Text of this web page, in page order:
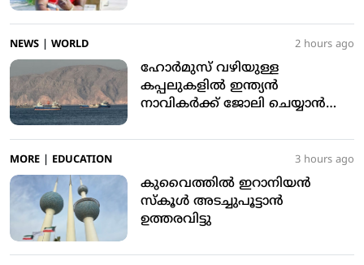
NEWS WORLD 2 hours ago
ഹോര്‍മുസ് വഴിയുള്ള
കപ്പലുകളില്‍ ഇന്ത്യന്‍
നാവികര്‍ക്ക് ജോലി ചെയ്യാന്‍
MORE EDUCATION 3 hours ago
കുവൈത്തില്‍ ഇറാനിയന്‍
സ്‌കൂള്‍ അടച്ചുപൂട്ടാന്‍
ഉത്തരവിട്ടു